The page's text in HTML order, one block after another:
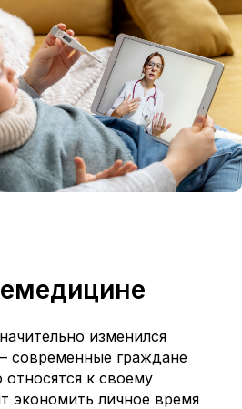
изменился
современные граждане
относятся к своему
экономить личное время